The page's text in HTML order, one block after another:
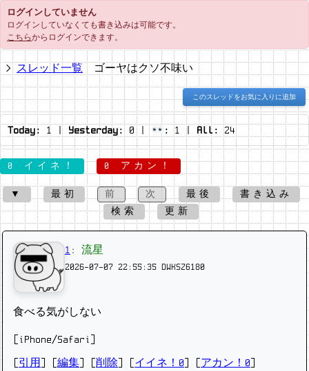
ログインしていません
ログインしていなくても書き込みは可能です。
こちらからログインできます。
スレッド一覧 ゴーヤはクソ不味い
このスレッドをお気に入りに追加
Today: 1 | Yesterday:0 | : 1 | All: 24
0 イイネ！ 0 アカン！
▼ 最初 前 次 最後
書き込み
検索
更新
1 : 流星
2026-07-07 22:55:35 DWKSZ6180
食べる気がしない
[iPhone/Safari]
引用 編集 削除 イイネ！0 アカン！0